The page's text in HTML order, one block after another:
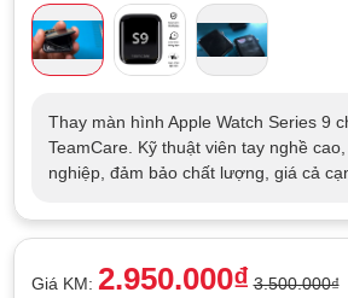
Thay màn hình Apple Watch Series 9
TeamCare. Kỹ thuật viên tay nghề
nghiệp, đảm bảo chất lượng, giá cả
Giá KM: 2.950.000₫ 3.500.000₫